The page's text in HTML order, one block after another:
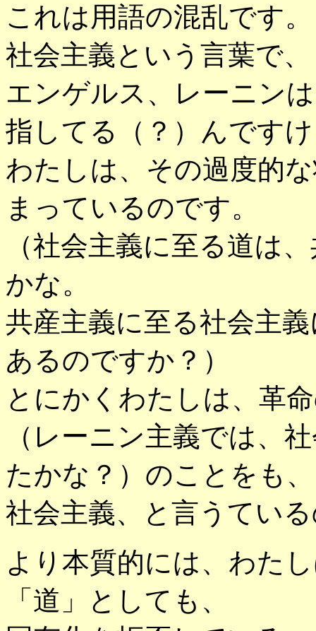
これは用語の混乱です。
社会主義という言葉で、
エンゲルス、レーニン
指してる（？）んです
わたしは、その過度的
まっているのです。
（社会主義に至る道は
かな。
共産主義に至る社会主
あるのですか？）
とにかくわたしは、革
（レーニン主義では、
たかな？）のことをも、
社会主義、と言うてい
より本質的には、わた
「道」としても、